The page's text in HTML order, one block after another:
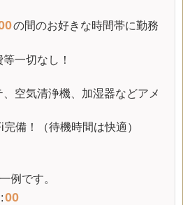
の間のお好きな時間帯に勤務
一切なし！
空気清浄機、加湿器などアメ
備！（待機時間は快適）
例です。
:00